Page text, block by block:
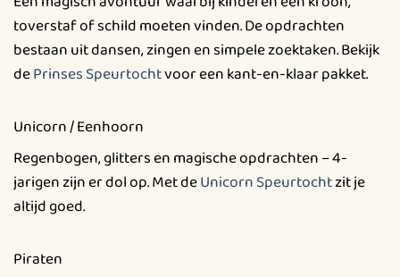
toverstaf of schild moeten vinden. De opdrachten
bestaan uit dansen, zingen en simpele zoektaken. Bekijk
dePrinses Speurtochtvoor een kant-en-klaar pakket.
Unicorn / Eenhoorn
Regenbogen, glitters en magische opdrachten – 4-
jarigen zijn er dol op. Met deUnicorn Speurtochtzit je
altijd goed.
Piraten